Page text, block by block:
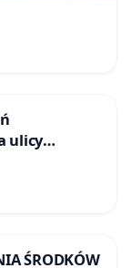
ulicy
ŚRODKÓW